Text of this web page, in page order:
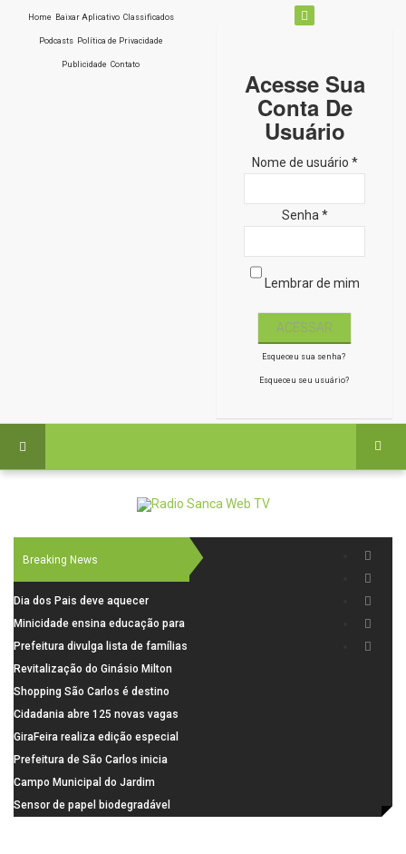
Home Baixar Aplicativo Classificados
Podcasts Política de Privacidade
Publicidade Contato
Acesse Sua
Conta De
Usuário
Nome de usuário *
Senha *
Lembrar de mim
Esqueceu sua senha?
Esqueceu seu usuário?
Breaking News
Dia dos Pais deve aquecer
comércio de São Carlos com
renda em alta e maior circulação
de consumidores
Minicidade ensina educação para
o trânsito a 264 crianças da rede
municipal
Prefeitura divulga lista de famílias
pré-selecionadas pela Caixa para
o Residencial Santa Felícia
Revitalização do Ginásio Milton
Olaio filho avança com obras de
recuperação
Shopping São Carlos é destino
para celebrar o Dia dos Pais com
presentes, gastronomia e lazer
Cidadania abre 125 novas vagas
para oficinas de convivência
GiraFeira realiza edição especial
de Dia dos Pais neste domingo (9)
na Praça dos Advogados
Prefeitura de São Carlos inicia
instalação de ovitrampas para
monitoramento de arboviroses
Campo Municipal do Jardim
Cruzado recebe nova iluminação e
Sensor de papel biodegradável